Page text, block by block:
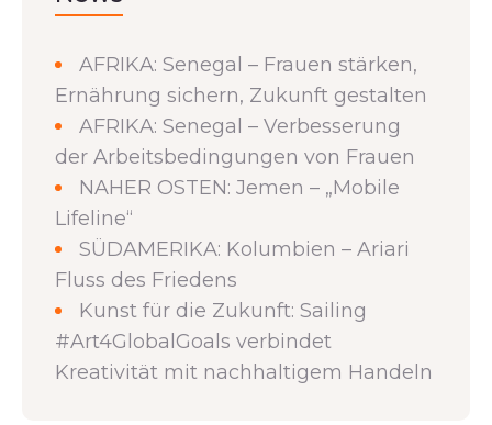
AFRIKA: Senegal – Frauen stärken,
Ernährung sichern, Zukunft gestalten
AFRIKA: Senegal – Verbesserung
der Arbeitsbedingungen von Frauen
NAHER OSTEN: Jemen – „Mobile
Lifeline“
SÜDAMERIKA: Kolumbien – Ariari
Fluss des Friedens
Kunst für die Zukunft: Sailing
#Art4GlobalGoals verbindet
Kreativität mit nachhaltigem Handeln